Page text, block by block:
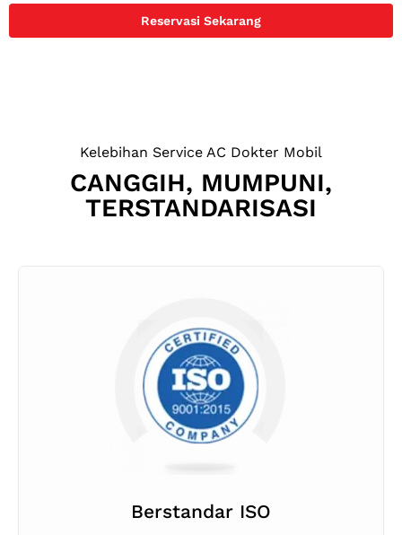
Reservasi Sekarang
Kelebihan Service AC Dokter Mobil
CANGGIH, MUMPUNI,
TERSTANDARISASI
Berstandar ISO